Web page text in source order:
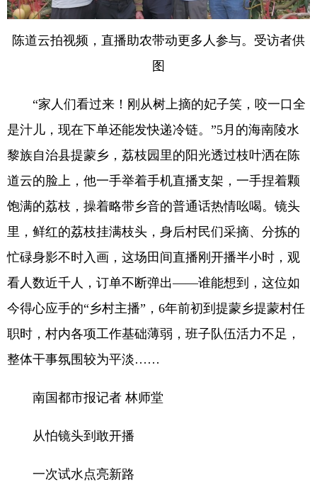
陈道云拍视频，直播助农带动更多人参与。受访者供
图
“家人们看过来！刚从树上摘的妃子笑，咬一口全
是汁儿，现在下单还能发快递冷链。”5月的海南陵水
黎族自治县提蒙乡，荔枝园里的阳光透过枝叶洒在陈
道云的脸上，他一手举着手机直播支架，一手捏着颗
饱满的荔枝，操着略带乡音的普通话热情吆喝。镜头
里，鲜红的荔枝挂满枝头，身后村民们采摘、分拣的
忙碌身影不时入画，这场田间直播刚开播半小时，观
看人数近千人，订单不断弹出——谁能想到，这位如
今得心应手的“乡村主播”，6年前初到提蒙乡提蒙村任
职时，村内各项工作基础薄弱，班子队伍活力不足，
整体干事氛围较为平淡……
南国都市报记者 林师堂
从怕镜头到敢开播
一次试水点亮新路